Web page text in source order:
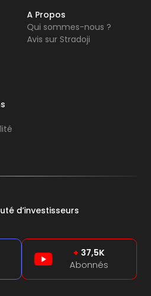
A Propos
Qui sommes-nous ?
Avis sur Stradoji
d’investisseurs
+ 37,5K
Abonnés